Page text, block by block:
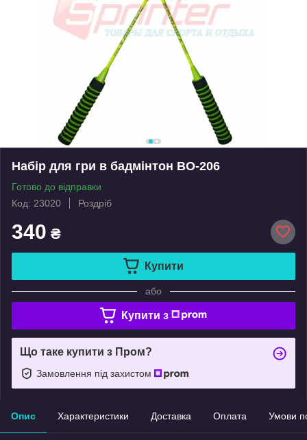
Набір для гри в бадмінтон BO-206
Готово до відправки
Код: 23020
Роздріб
340 ₴
Купити
або
Купити з
Що таке купити з Пром?
Замовлення під захистом
Опис Характеристики Доставка Оплата Умови